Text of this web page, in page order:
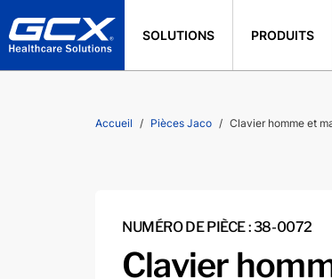
SOLUTIONS PRODUITS
Accueil Pièces Jaco Clavier homme et
NUMÉRO DE PIÈCE : 38-0072
Clavier